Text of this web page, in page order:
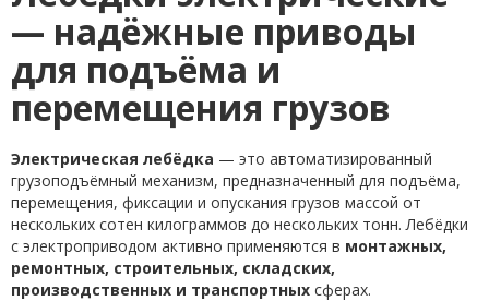
— надёжные приводы
для подъёма и
перемещения грузов
Электрическая лебёдка — это автоматизированный
грузоподъёмный механизм, предназначенный для подъёма,
перемещения, фиксации и опускания грузов массой от
нескольких сотен килограммов до нескольких тонн. Лебёдки
с электроприводом активно применяются в монтажных,
ремонтных, строительных, складских,
производственных и транспортных сферах.